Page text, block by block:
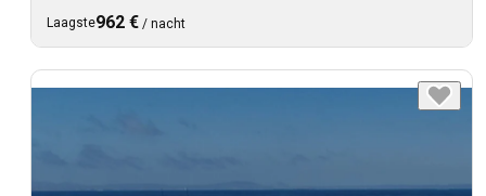
Laagste962 € / nacht